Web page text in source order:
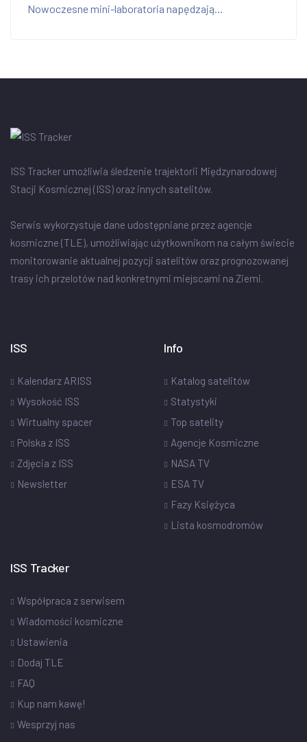
Nowoczesne mini-laboratoria napędzają...
ISS Tracker umożliwia śledzenie trajektorii Międzynarodowej
Stacji Kosmicznej (ISS) oraz innych satelitów.
Serwis wykorzystuje dane udostępniane przez agencje
kosmiczne (TLE), umożliwiając użytkownikom na całym świecie
monitorowanie aktualnej pozycji satelitów oraz prognozowanej
trasy ich przelotów nad konkretnymi miejscami na Ziemi.
ISS
Kalendarz ARISS
Wysokość ISS
Wirtualny spacer
Polska z ISS
Zdjęcia z ISS
Newsletter
Info
Katalog satelitów
Statystyki
Top satelity
Agencje Kosmiczne
NASA TV
ESA TV
Fazy Księżyca
Lista kosmodromów
ISS Tracker
Współpraca z serwisem
Wiadomości kosmiczne
Ustawienia
Dodaj TLE
FAQ
Kup nam kawę!
Wesprzyj nas